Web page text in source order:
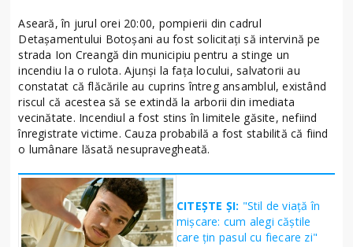
Aseară, în jurul orei 20:00, pompierii din cadrul
Detașamentului Botoșani au fost solicitați să intervină pe
strada Ion Creangă din municipiu pentru a stinge un
incendiu la o rulota. Ajunși la fața locului, salvatorii au
constatat că flăcările au cuprins întreg ansamblul, existând
riscul că acestea să se extindă la arborii din imediata
vecinătate. Incendiul a fost stins în limitele găsite, nefiind
înregistrate victime. Cauza probabilă a fost stabilită că fiind
o lumânare lăsată nesupravegheată.
CITEȘTE ȘI: "Stil de viață în
mișcare: cum alegi căștile
care țin pasul cu fiecare zi"